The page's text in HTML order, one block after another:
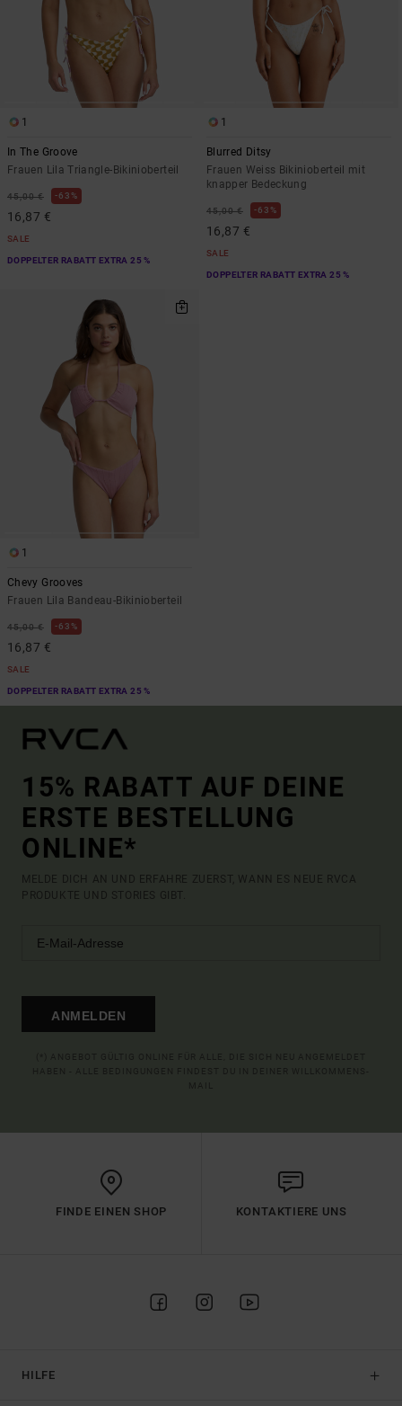
1
In The Groove
Frauen Lila Triangle-Bikinioberteil
45,00 € 63%
16,87 €
SALE
DOPPELTER RABATT EXTRA 25 %
1
Blurred Ditsy
Frauen Weiss Bikinioberteil mit
knapper Bedeckung
45,00 € 63%
16,87 €
SALE
DOPPELTER RABATT EXTRA 25 %
1
Chevy Grooves
Frauen Lila Bandeau-Bikinioberteil
45,00 € 63%
16,87 €
SALE
DOPPELTER RABATT EXTRA 25 %
15% RABATT AUF DEINE
ERSTE BESTELLUNG
ONLINE*
MELDE DICH AN UND ERFAHRE ZUERST, WANN ES NEUE RVCA
PRODUKTE UND STORIES GIBT.
ANMELDEN
FINDE EINEN SHOP KONTAKTIERE UNS
HILFE